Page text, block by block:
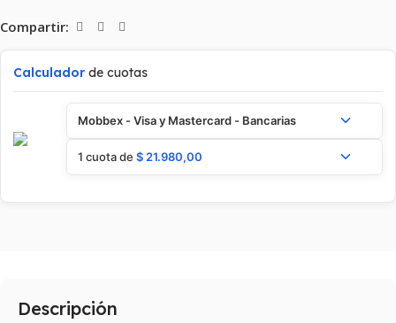
Compartir:
Calculador de cuotas
Mobbex - Visa y Mastercard - Bancarias
1 cuota de $ 21.980,00
Descripción